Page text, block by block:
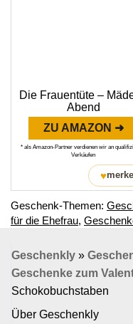
Die Frauentüte –
Abend
ZU AMAZON ➜
* als Amazon-Partner verdienen wir an
Verkäufen
♥
Geschenk-Themen:
für die Ehefrau,
Geschenkly »
Geschenke zum
Schokobuchstaben
Über Geschenkly